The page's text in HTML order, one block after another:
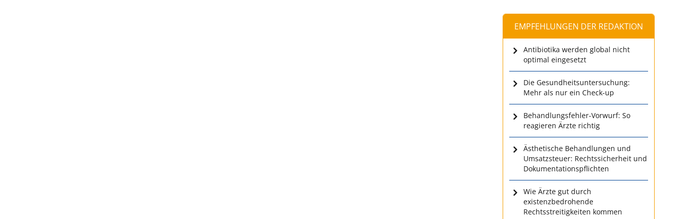
EMPFEHLUNGEN DER REDAKTION
Antibiotika werden global nicht
optimal eingesetzt
Die Gesundheitsuntersuchung:
Mehr als nur ein Check-up
Behandlungsfehler-Vorwurf: So
reagieren Ärzte richtig
Ästhetische Behandlungen und
Umsatzsteuer: Rechtssicherheit und
Dokumentationspflichten
Wie Ärzte gut durch
existenzbedrohende
Rechtsstreitigkeiten kommen